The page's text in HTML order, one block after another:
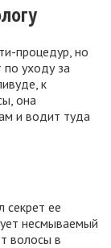
процедур, но
по уходу за
к
она
и водит туда
секрет ее
несмываемый
волосы в